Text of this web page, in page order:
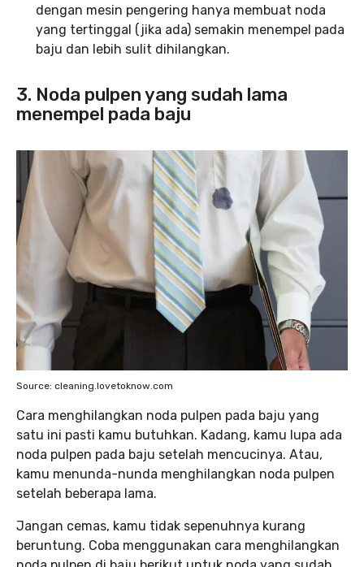
dengan mesin pengering hanya membuat noda
yang tertinggal (jika ada) semakin menempel pada
baju dan lebih sulit dihilangkan.
3. Noda pulpen yang sudah lama
menempel pada baju
Source: cleaning.lovetoknow.com
Cara menghilangkan noda pulpen pada baju yang
satu ini pasti kamu butuhkan. Kadang, kamu lupa ada
noda pulpen pada baju setelah mencucinya. Atau,
kamu menunda-nunda menghilangkan noda pulpen
setelah beberapa lama.
Jangan cemas, kamu tidak sepenuhnya kurang
beruntung. Coba menggunakan cara menghilangkan